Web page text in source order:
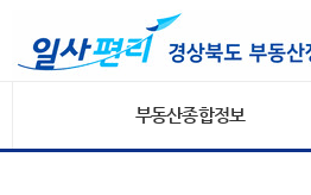
부동산종합정보